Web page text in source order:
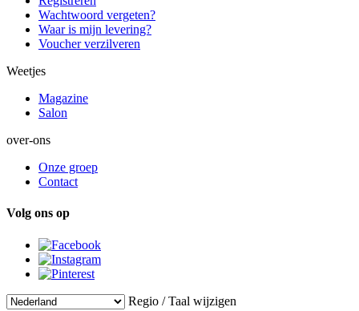
Wachtwoord vergeten?
Waar is mijn levering?
Voucher verzilveren
Weetjes
Magazine
Salon
over-ons
Onze groep
Contact
Volg ons op
Regio / Taal wijzigen